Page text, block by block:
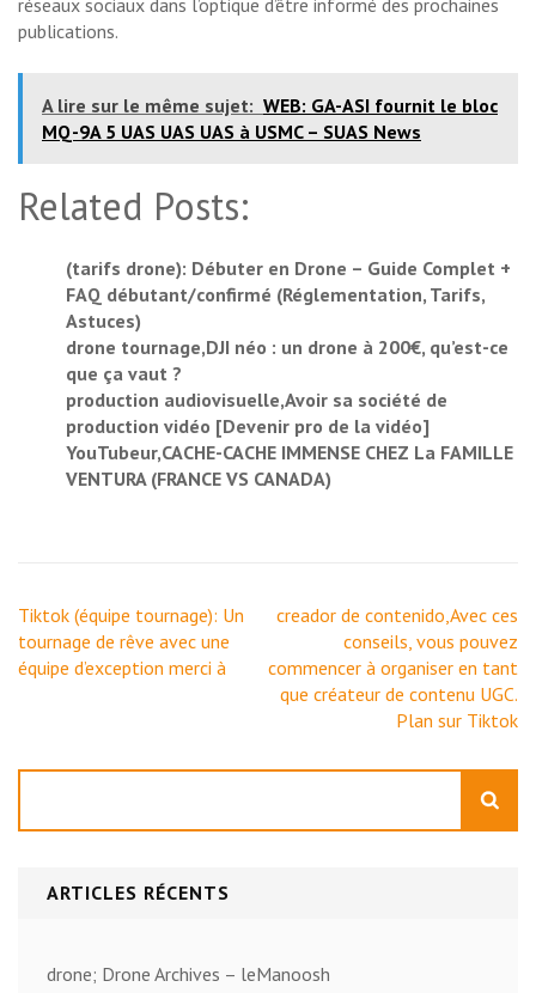
réseaux sociaux dans l’optique d’être informé des prochaines
publications.
A lire sur le même sujet: WEB: GA-ASI fournit le bloc
MQ-9A 5 UAS UAS UAS à USMC – SUAS News
Related Posts:
(tarifs drone): Débuter en Drone – Guide Complet +
FAQ débutant/confirmé (Réglementation, Tarifs,
Astuces)
drone tournage,DJI néo : un drone à 200€, qu’est-ce
que ça vaut ?
production audiovisuelle,Avoir sa société de
production vidéo [Devenir pro de la vidéo]
YouTubeur,CACHE-CACHE IMMENSE CHEZ La FAMILLE
VENTURA (FRANCE VS CANADA)
Navigation
de
l’article
Tiktok (équipe tournage): Un
tournage de rêve avec une
équipe d’exception merci à
creador de contenido,Avec ces
conseils, vous pouvez
commencer à organiser en tant
que créateur de contenu UGC.
Plan sur Tiktok
ARTICLES RÉCENTS
drone; Drone Archives – leManoosh